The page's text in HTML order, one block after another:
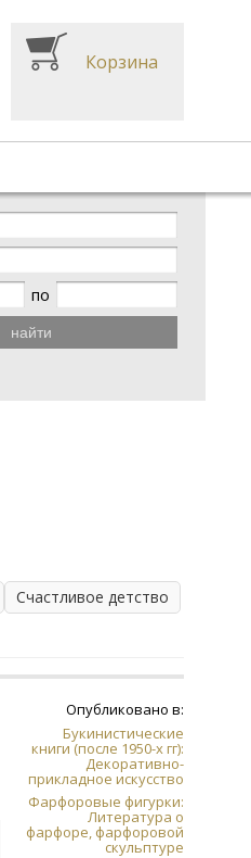
Корзина
по
найти
Счастливое детство
Опубликовано в:
Букинистические
книги (после 1950-х гг):
Декоративно-
прикладное искусство
Фарфоровые фигурки:
Литература о
фарфоре, фарфоровой
скульптуре